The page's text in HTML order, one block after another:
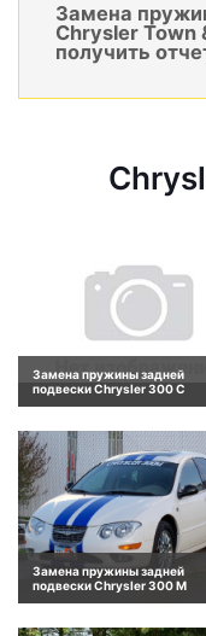
Замена
Chrysler Town
получить
Замена пружины задней
подвески Chrysler 300 C
Замена пружины задней
подвески Chrysler 300 M